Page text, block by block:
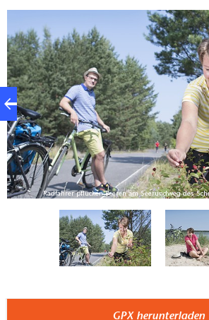
gleichnamigen ehemaligen Ort
Braunkohleförderung weichen
Länge:13 Kilometer
Start/Ziel (empfohlen):
Scheibe-See
Parkplätze:am Westufer
An-/ Abreise mit ÖPNV:
Neustadt (ca. 4km)
Rundkurs über:Hoyerswerda -
Wegebeschaffenheit:Die
Radfahrer pflücken Beeren am Seerundweg des
GPX herunterladen